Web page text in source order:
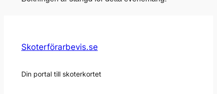
Skoterförarbevis.se
Din portal till skoterkortet